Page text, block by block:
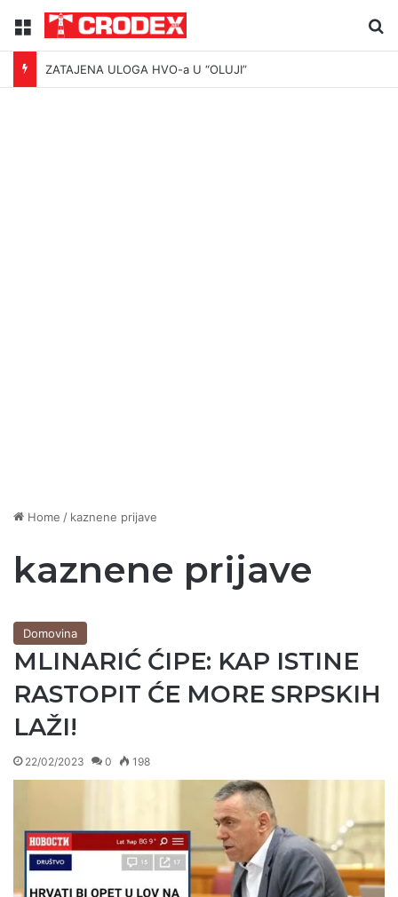
Menu
ZATAJENA ULOGA HVO-a U “OLUJI”
Home / kaznene prijave
kaznene prijave
Domovina
MLINARIĆ ĆIPE: KAP ISTINE
RASTOPIT ĆE MORE SRPSKIH
LAŽI!
22/02/2023 0 198